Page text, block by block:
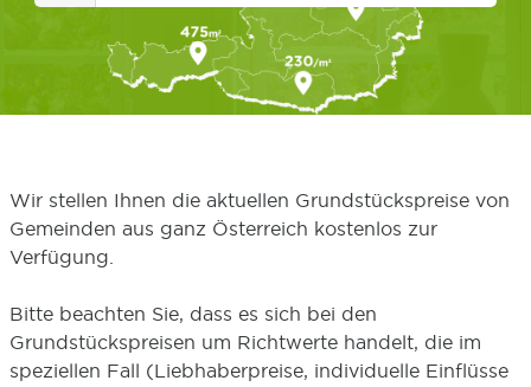
Wir stellen Ihnen die aktuellen Grundstückspreise von
Gemeinden aus ganz Österreich kostenlos zur
Verfügung.
Bitte beachten Sie, dass es sich bei den
Grundstückspreisen um Richtwerte handelt, die im
speziellen Fall (Liebhaberpreise, individuelle Einflüsse